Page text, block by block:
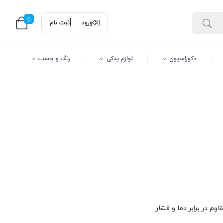
ورود ثبت نام 0
دکوراسیون لوازم یدکی رنگ و چسب
در برابر دما و فشار